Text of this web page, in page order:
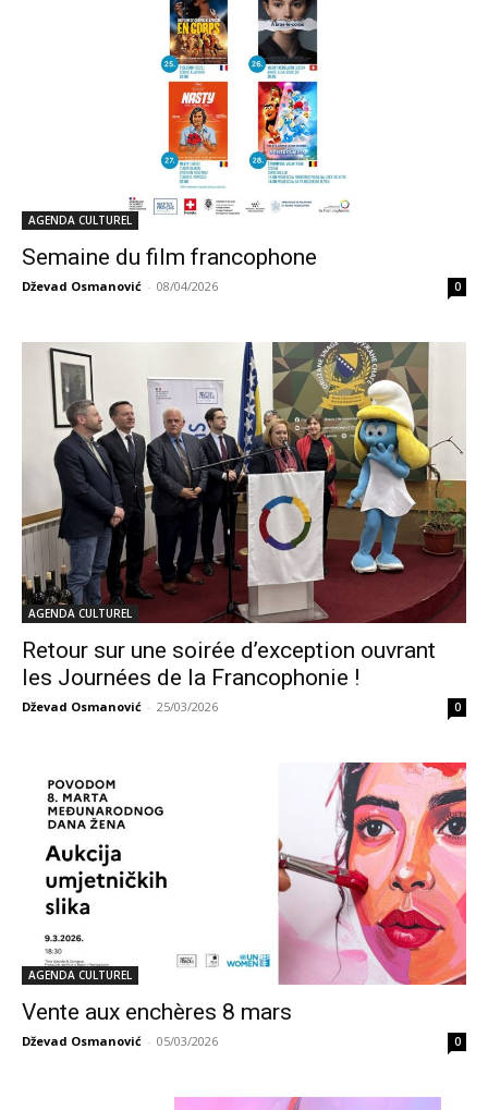
AGENDA CULTUREL
Semaine du film francophone
Dževad Osmanović - 08/04/2026 0
AGENDA CULTUREL
Retour sur une soirée d’exception ouvrant
les Journées de la Francophonie !
Dževad Osmanović - 25/03/2026 0
AGENDA CULTUREL
Vente aux enchères 8 mars
Dževad Osmanović - 05/03/2026 0